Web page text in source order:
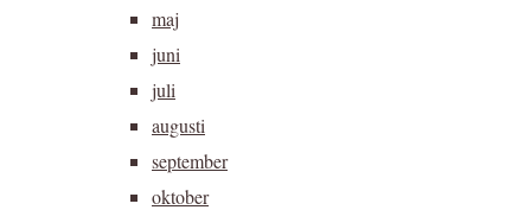
maj
juni
juli
augusti
september
oktober